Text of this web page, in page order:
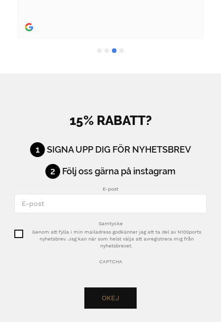
15% RABATT?
1 SIGNA UPP DIG FÖR NYHETSBREV
2 Följ oss gärna på instagram
E-post
Samtycke
Genom att fylla i min mailadress godkänner jag att ta del av N10Sports
nyhetsbrev. Jag kan när som helst välja att avregistrera mig från
nyhetsbrevet.
CAPTCHA